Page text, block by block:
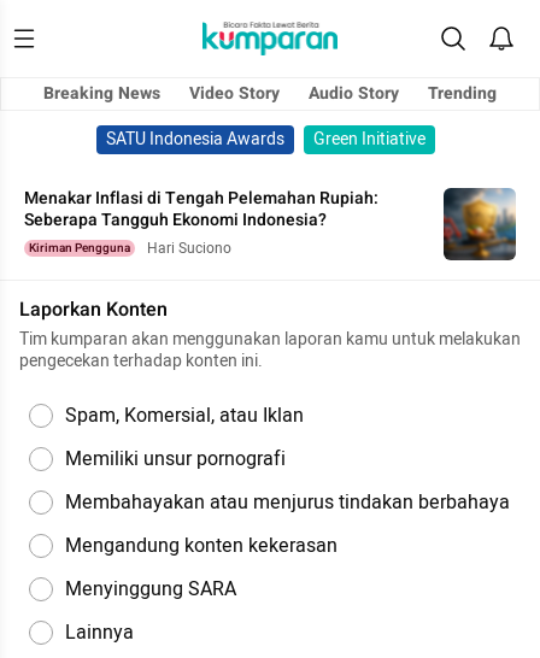
Breaking News Video Story Audio Story
Trending
SATU Indonesia Awards
Green Initiative
Menakar Inflasi di Tengah Pelemahan Rupiah:
Seberapa Tangguh Ekonomi Indonesia?
Kiriman Pengguna Hari Suciono
Laporkan Konten
Tim kumparan akan menggunakan laporan kamu untuk melakukan
pengecekan terhadap konten ini.
Spam, Komersial, atau Iklan
Memiliki unsur pornografi
Membahayakan atau menjurus tindakan berbahaya
Mengandung konten kekerasan
Menyinggung SARA
Lainnya